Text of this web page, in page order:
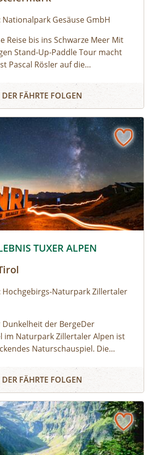
Nationalpark Gesäuse GmbH
Reise bis ins Schwarze Meer Mit
Stand-Up-Paddle Tour macht
Pascal Rösler auf die
über Isar und Donau bis zum
Regie: Anton Zabriskie, 2017
2467km – Eine Reise bis ins
DER FÄHRTE FOLGEN
TUXER ALPEN
Hochgebirgs-Naturpark Zillertaler
der BergeDer
im Naturpark Zillertaler Alpen ist
Naturschauspiel. Die
wo man den dunklen
mit seinen leuchtenden Sternen
auf 2.000 m Seehöhe.
zum Kosmos und zur
wir mit einem Teleskop
Unser Experte
ALPEN
DER FÄHRTE FOLGEN